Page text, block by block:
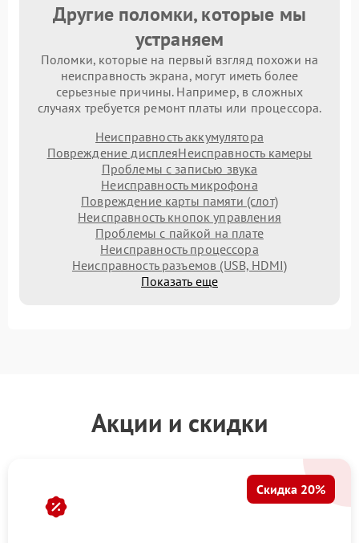
Другие поломки, которые мы
устраняем
Поломки, которые на первый взгляд похожи на
неисправность экрана, могут иметь более
серьезные причины. Например, в сложных
случаях требуется ремонт платы или процессора.
Неисправность аккумулятора
Повреждение дисплеяНеисправность камеры
Проблемы с записью звука
Неисправность микрофона
Повреждение карты памяти (слот)
Неисправность кнопок управления
Проблемы с пайкой на плате
Неисправность процессора
Неисправность разъемов (USB, HDMI)
Показать еще
Акции и скидки
Скидка 20%